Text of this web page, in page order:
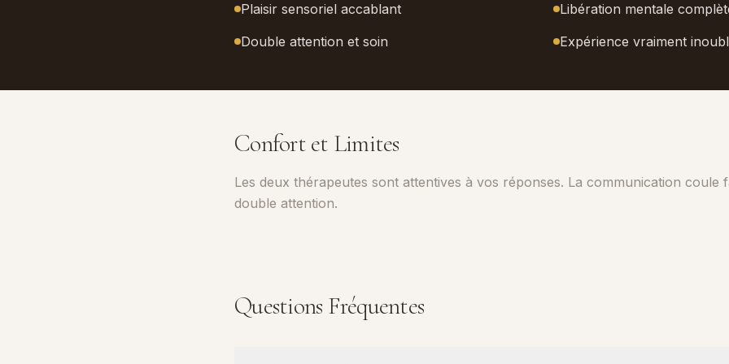
Plaisir sensoriel accablant
Libération mentale
Double attention et soin
Expérience vraiment
Confort et Limites
Les deux thérapeutes sont attentives à vos réponses. La communication coule
double attention.
Questions Fréquentes